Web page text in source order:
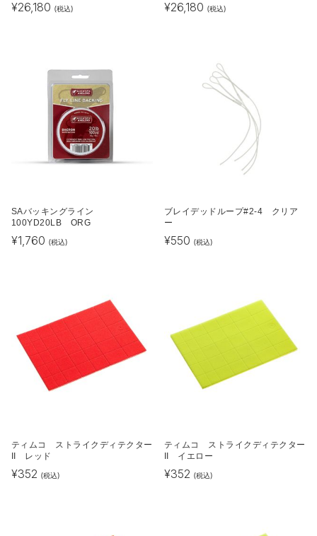
¥26,180 (税込) ¥26,180 (税込)
SAバッキングライン
100YD20LB ORG
¥1,760 (税込)
ブレイデッドループ#2-4 クリア
ー
¥550 (税込)
ティムコ ストライクディテクター
II レッド
¥352 (税込)
ティムコ ストライクディテクター
II イエロー
¥352 (税込)